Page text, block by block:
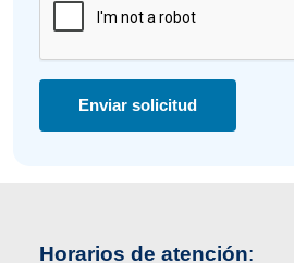
Enviar solicitud
Horarios de atención: